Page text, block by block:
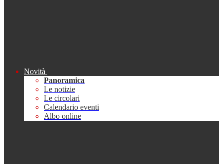
Novità
Panoramica
Le notizie
Le circolari
Calendario eventi
Albo online